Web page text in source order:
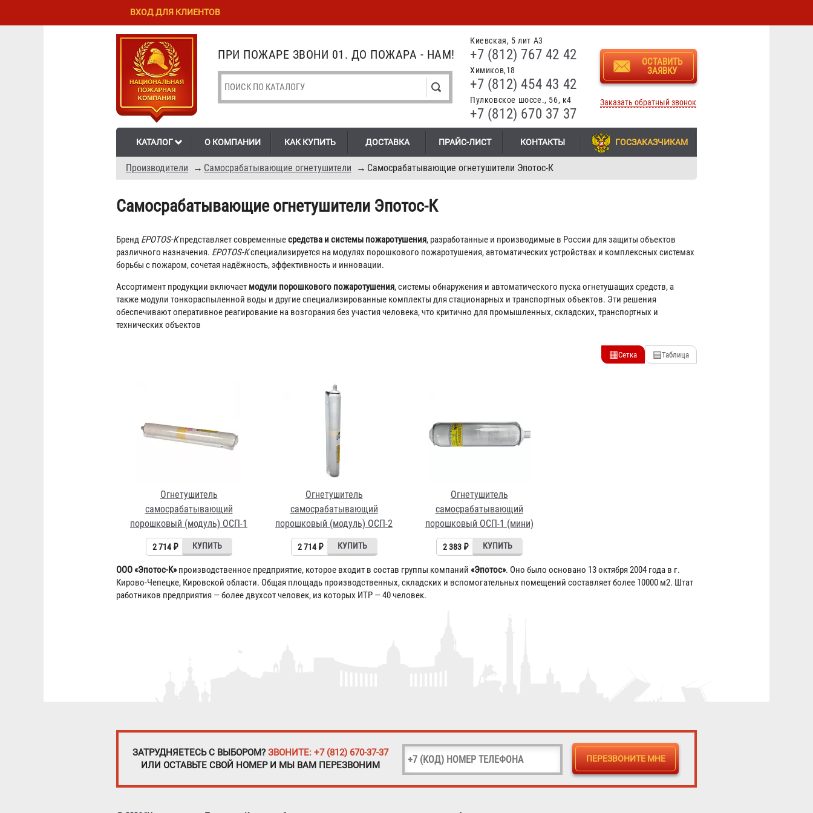
Перейти к
содержанию
Skip to
Киевская, 5 лит А3
+7 (812) 767 42 42
Химиков,18
+7 (812) 454 43 42
Пулковское шоссе., 56, к4
+7 (812) 670 37 37
ОСТАВИТЬ
ЗАЯВКУ
Заказать обратный звонок
ПРИ ПОЖАРЕ ЗВОНИ 01. ДО ПОЖАРА - НАМ!
КАТАЛОГ О КОМПАНИИ КАК КУПИТЬ ДОСТАВКА ПРАЙС-ЛИСТ КОНТАКТЫ ГОСЗАКАЗЧИКАМ
Производители → Самосрабатывающие огнетушители → Самосрабатывающие огнетушители Эпотос-К
ВХОД ДЛЯ КЛИЕНТОВ
Самосрабатывающие огнетушители Эпотос-К
Бренд EPO⁠TOS-Kпредставляет современныесредства и системы пожаротушения, разработанные и производимые в России для защиты объектов
различного назначения. EPO⁠TOS-Kспециализируется на модулях порошкового пожаротушения, автоматических устройствах и комплексных системах
борьбы с пожаром, сочетая надёжность, эффективность и инновации.
Ассортимент продукции включает модули порошкового пожаротушения, системы обнаружения и автоматического пуска огнетушащих средств, а
также модули тонкораспыленной воды и другие специализированные комплекты для стационарных и транспортных объектов. Эти решения
обеспечивают оперативное реагирование на возгорания без участия человека, что критично для промышленных, складских, транспортных и
технических объектов
▦Сетка ▤Таблица
Огнетушитель
самосрабатывающий
порошковый (модуль) ОСП-1
2 714 ₽
Огнетушитель
самосрабатывающий
порошковый (модуль) ОСП-2
2 714 ₽
Огнетушитель
самосрабатывающий
порошковый ОСП-1 (мини)
2 383 ₽
ООО «Эпотос-K»производственное предприятие, которое входит в состав группы компаний «Эпотос». Оно было основано 13 октября 2004 года в г.
Кирово-Чепецке, Кировской области. Общая площадь производственных, складских и вспомогательных помещений составляет более 10000 м2. Штат
работников предприятия — более двухсот человек, из которых ИТР — 40 человек.
ЗАТРУДНЯЕТЕСЬ С ВЫБОРОМ? ЗВОНИТЕ: +7 (812) 670-37-37
ИЛИ ОСТАВЬТЕ СВОЙ НОМЕР И МЫ ВАМ ПЕРЕЗВОНИМ